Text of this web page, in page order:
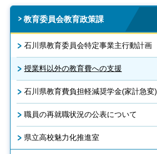
教育委員会教育政策課
石川県教育委員会特定事業主行動計画
授業料以外の教育費への支援
石川県教育費負担軽減奨学金(家計急変)
職員の再就職状況の公表について
県立高校魅力化推進室